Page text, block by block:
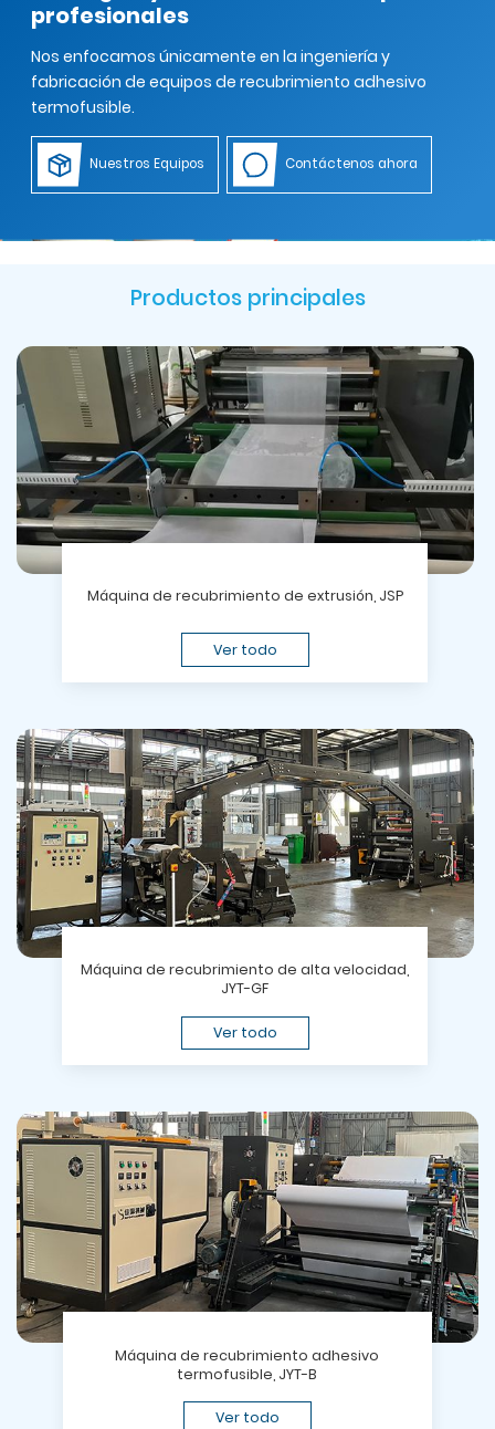
profesionales
Nos enfocamos únicamente en la ingeniería y
fabricación de equipos de recubrimiento adhesivo
termofusible.
Nuestros Equipos Contáctenos ahora
Productos principales
Máquina de recubrimiento de extrusión, JSP
Ver todo
Máquina de recubrimiento de alta velocidad,
JYT-GF
Ver todo
Máquina de recubrimiento adhesivo
termofusible, JYT-B
Ver todo